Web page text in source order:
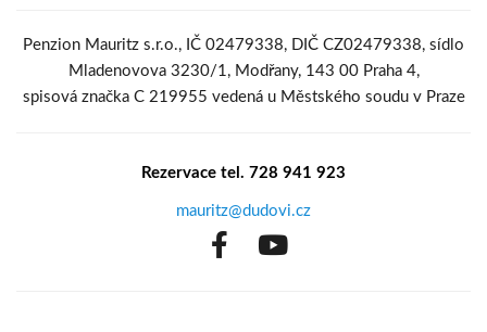
Penzion Mauritz s.r.o., IČ 02479338, DIČ CZ02479338, sídlo
Mladenovova 3230/1, Modřany, 143 00 Praha 4,
spisová značka C 219955 vedená u Městského soudu v Praze
Rezervace tel. 728 941 923
mauritz@dudovi.cz